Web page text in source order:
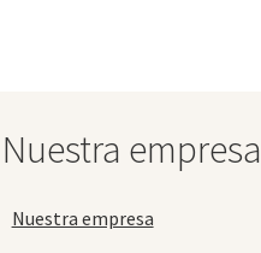
la
Nuestra empresa
Nuestra empresa